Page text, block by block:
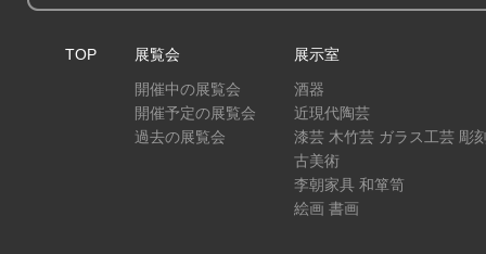
TOP
展覧会
開催中の展覧会
開催予定の展覧会
過去の展覧会
展示室
酒器
近現代陶芸
漆芸 木竹芸 ガラス工芸 彫
古美術
李朝家具 和箪笥
絵画 書画